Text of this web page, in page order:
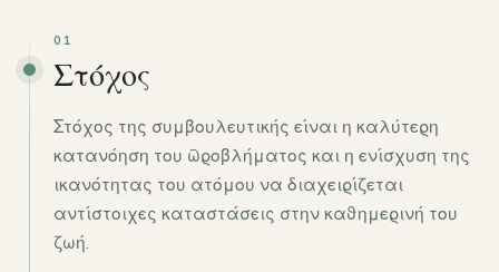
01
Στόχος
Στόχος της συμβουλευτικής είναι η καλύτερη
κατανόηση του προβλήματος και η ενίσχυση της
ικανότητας του ατόμου να διαχειρίζεται
αντίστοιχες καταστάσεις στην καθημερινή του
ζωή.